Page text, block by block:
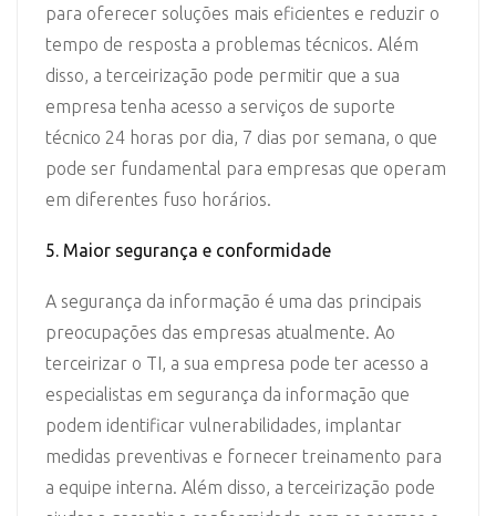
para oferecer soluções mais eficientes e reduzir o
tempo de resposta a problemas técnicos. Além
disso, a terceirização pode permitir que a sua
empresa tenha acesso a serviços de suporte
técnico 24 horas por dia, 7 dias por semana, o que
pode ser fundamental para empresas que operam
em diferentes fuso horários.
5. Maior segurança e conformidade
A segurança da informação é uma das principais
preocupações das empresas atualmente. Ao
terceirizar o TI, a sua empresa pode ter acesso a
especialistas em segurança da informação que
podem identificar vulnerabilidades, implantar
medidas preventivas e fornecer treinamento para
a equipe interna. Além disso, a terceirização pode